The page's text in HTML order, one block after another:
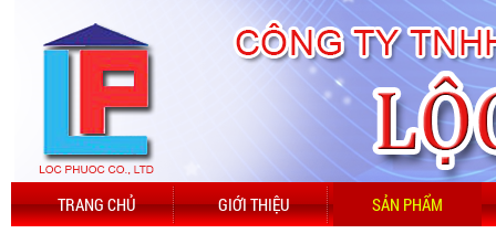
TRANG CHỦ GIỚI THIỆU SẢN PHẨM